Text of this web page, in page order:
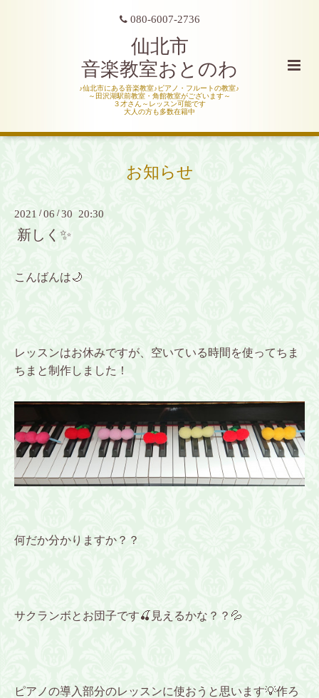
080-6007-2736
仙北市
音楽教室おとのわ
♪仙北市にある音楽教室♪ピアノ・フルートの教室♪
～田沢湖駅前教室・角館教室がございます～
３才さん～レッスン可能です
大人の方も多数在籍中
お知らせ
2021 /06 /30 20:30
新しく✨
こんばんは🌙
レッスンはお休みですが、空いている時間を使ってちま
ちまと制作しました！
何だか分かりますか？？
サクランボとお団子です🍒見えるかな？？💦
ピアノの導入部分のレッスンに使おうと思います💡作ろ